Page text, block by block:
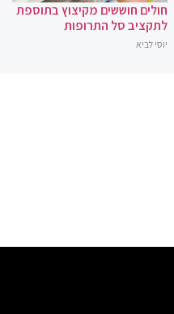
חולים חוששים מקיצוץ בתוספת
לתקציב סל התרופות
יוסי לביא